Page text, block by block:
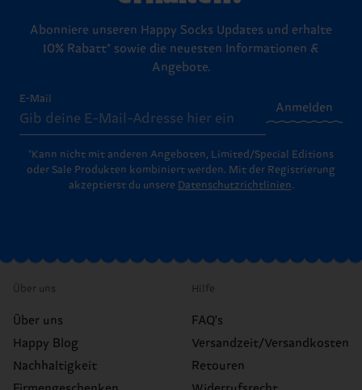
Abonniere unseren Happy Socks Updates und erhalte
10% Rabatt* sowie die neuesten Informationen &
Angebote.
E-Mail
Anmelden
*Kann nicht mit anderen Angeboten, Limited/Special Editions
oder Sale Produkten kombiniert werden. Mit der Registrierung
akzeptierst du unsere Datenschutzrichtlinien.
Über uns
Über uns
Happy Blog
Nachhaltigkeit
Hilfe
FAQ's
Versandzeit/Versandkosten
Retouren